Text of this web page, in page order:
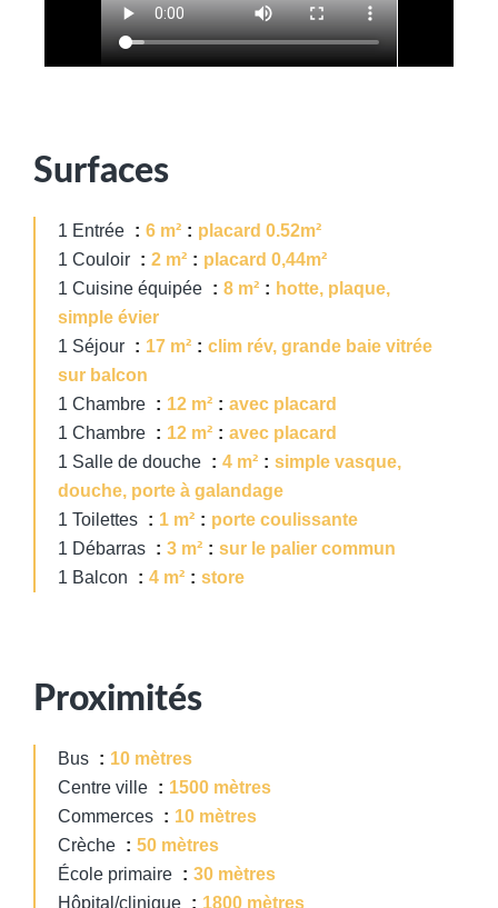
Surfaces
1 Entrée 6 m²
placard 0.52m²
1 Couloir
2 m²
placard 0,44m²
1 Cuisine équipée
8 m²
hotte, plaque,
simple évier
1 Séjour
17 m²
clim rév, grande baie vitrée
sur balcon
1 Chambre
12 m²
avec placard
1 Chambre
12 m²
avec placard
1 Salle de douche
4 m²
simple vasque,
douche, porte à galandage
1 Toilettes
1 m²
porte coulissante
1 Débarras
3 m²
sur le palier commun
1 Balcon
4 m² store
Proximités
Bus
10 mètres
Centre ville
1500 mètres
Commerces
10 mètres
Crèche
50 mètres
École primaire
30 mètres
Hôpital/clinique
1800 mètres